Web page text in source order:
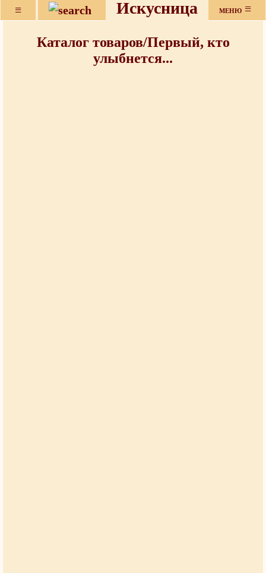
≡ Искусница МЕНЮ ≡
Каталог товаров/Первый, кто
улыбнется...